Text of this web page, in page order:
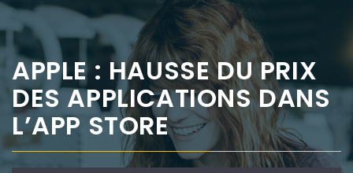
APPLE : HAUSSE DU PRIX
DES APPLICATIONS DANS
L’APP STORE